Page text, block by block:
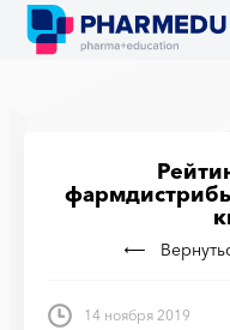
14 ноября 2019